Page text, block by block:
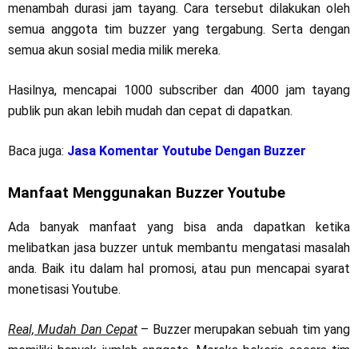
menambah durasi jam tayang. Cara tersebut dilakukan oleh
semua anggota tim buzzer yang tergabung. Serta dengan
semua akun sosial media milik mereka.
Hasilnya, mencapai 1000 subscriber dan 4000 jam tayang
publik pun akan lebih mudah dan cepat di dapatkan.
Baca juga: Jasa Komentar Youtube Dengan Buzzer
Manfaat Menggunakan Buzzer Youtube
Ada banyak manfaat yang bisa anda dapatkan ketika
melibatkan jasa buzzer untuk membantu mengatasi masalah
anda. Baik itu dalam hal promosi, atau pun mencapai syarat
monetisasi Youtube.
Real, Mudah Dan Cepat – Buzzer merupakan sebuah tim yang